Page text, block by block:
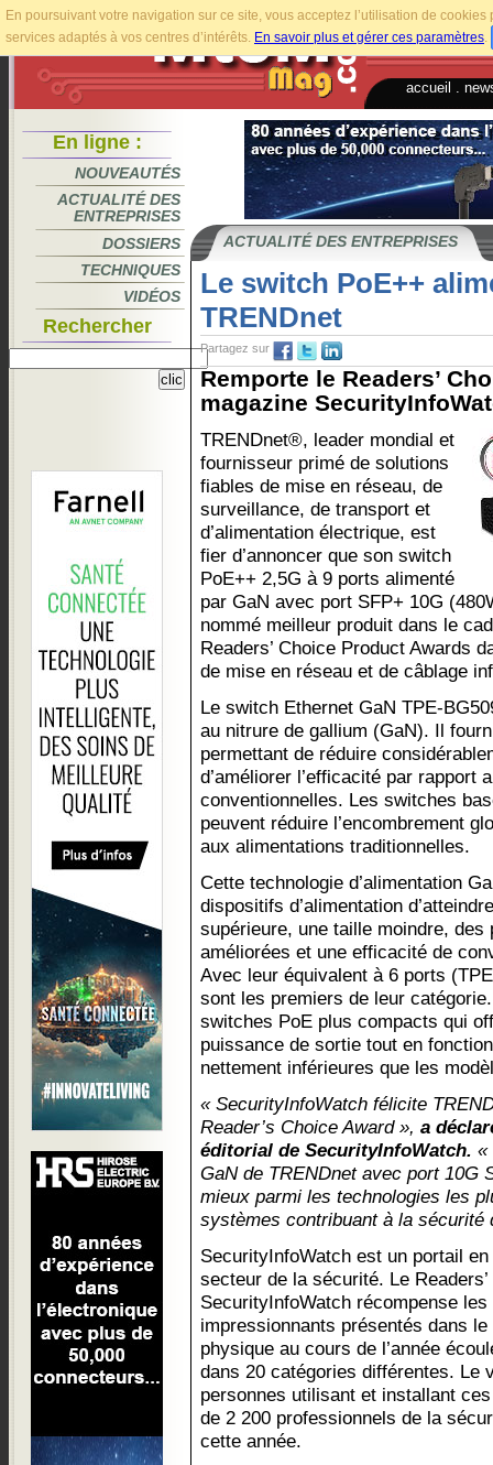
En poursuivant votre navigation sur ce site, vous acceptez l’utilisation de
services adaptés à vos centres d’intérêts. En savoir plus et gérer ces paramètres.
accueil
En ligne :
NOUVEAUTÉS
ACTUALITÉ DES
ENTREPRISES
DOSSIERS
TECHNIQUES
VIDÉOS
Rechercher
ACTUALITÉ DES ENTREPRISES
Le switch PoE++
TRENDnet
Partagez sur
Remporte le Readers’
magazine
TRENDnet®, leader mondial et
fournisseur primé de solutions
fiables de mise en réseau, de
surveillance, de transport et
d’alimentation électrique, est
fier d’annoncer que son switch
PoE++ 2,5G à 9 ports alimenté
par GaN avec port SFP+ 10G
nommé meilleur produit dans le
Readers’ Choice Product Awards
de mise en réseau et de câblage
Le switch Ethernet GaN TPE-
au nitrure de gallium (GaN). Il
permettant de réduire
d’améliorer l’efficacité par rapport
conventionnelles. Les switches
peuvent réduire l’encombrement
aux alimentations traditionnelles.
Cette technologie d’alimentation
dispositifs d’alimentation
supérieure, une taille moindre,
améliorées et une efficacité de
Avec leur équivalent à 6 ports
sont les premiers de leur
switches PoE plus compacts qui
puissance de sortie tout en
nettement inférieures que les
« SecurityInfoWatch félicite
Reader’s Choice Award », a
éditorial de SecurityInfoWatch. «
GaN de TRENDnet avec port 10G
mieux parmi les technologies les
systèmes contribuant à la sécurité
SecurityInfoWatch est un portail
secteur de la sécurité. Le
SecurityInfoWatch récompense
impressionnants présentés dans
physique au cours de l’année
dans 20 catégories différentes. Le
personnes utilisant et installant
de 2 200 professionnels de la
cette année.